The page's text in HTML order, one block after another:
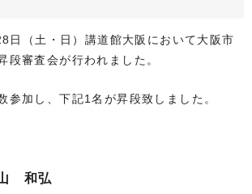
日（土・日）講道館大阪において大阪市
段審査会が行われました。
参加し、下記1名が昇段致しました。
和弘